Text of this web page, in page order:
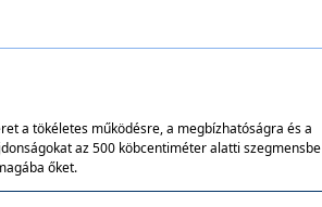
a tökéletes működésre, a megbízhatóságra és a
az 500 köbcentiméter alatti szegmensbe
őket.